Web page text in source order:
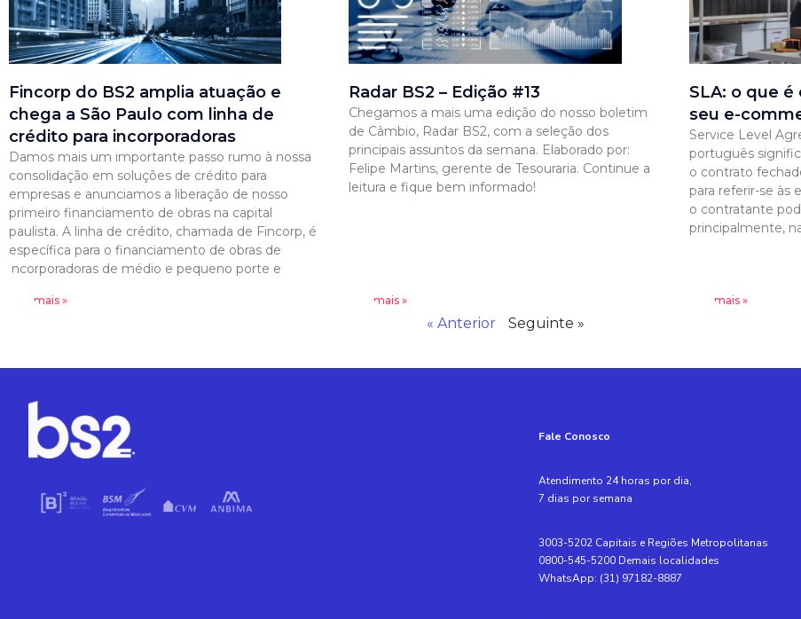
Fincorp do BS2 amplia atuação e
chega a São Paulo com linha de
crédito para incorporadoras
Damos mais um importante passo rumo à nossa
consolidação em soluções de crédito para
empresas e anunciamos a liberação de nosso
primeiro financiamento de obras na capital
paulista. A linha de crédito, chamada de Fincorp, é
específica para o financiamento de obras de
incorporadoras de médio e pequeno porte e
Leia mais »
Radar BS2 – Edição #13
Chegamos a mais uma edição do nosso boletim
de Câmbio, Radar BS2, com a seleção dos
principais assuntos da semana. Elaborado por:
Felipe Martins, gerente de Tesouraria. Continue a
leitura e fique bem informado!
Leia mais »
SLA: o que é
seu e-
Service Level
português
o contrato
para referir-se às
o contratante
principalmente,
Leia mais »
« Anterior Seguinte »
Fale Conosco
Atendimento 24 horas por dia,
7 dias por semana
3003-5202 Capitais e Regiões Metropolitanas
0800-545-5200 Demais localidades
WhatsApp: (31) 97182-8887